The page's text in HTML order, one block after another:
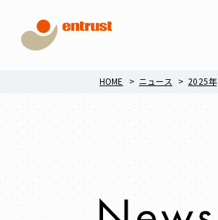
HOME ニュース 2025年